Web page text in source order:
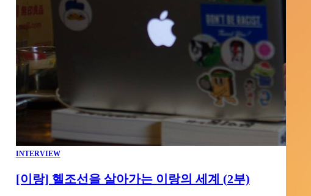
INTERVIEW
[이랑] 헬조선을 살아가는 이랑의 세계 (2부)